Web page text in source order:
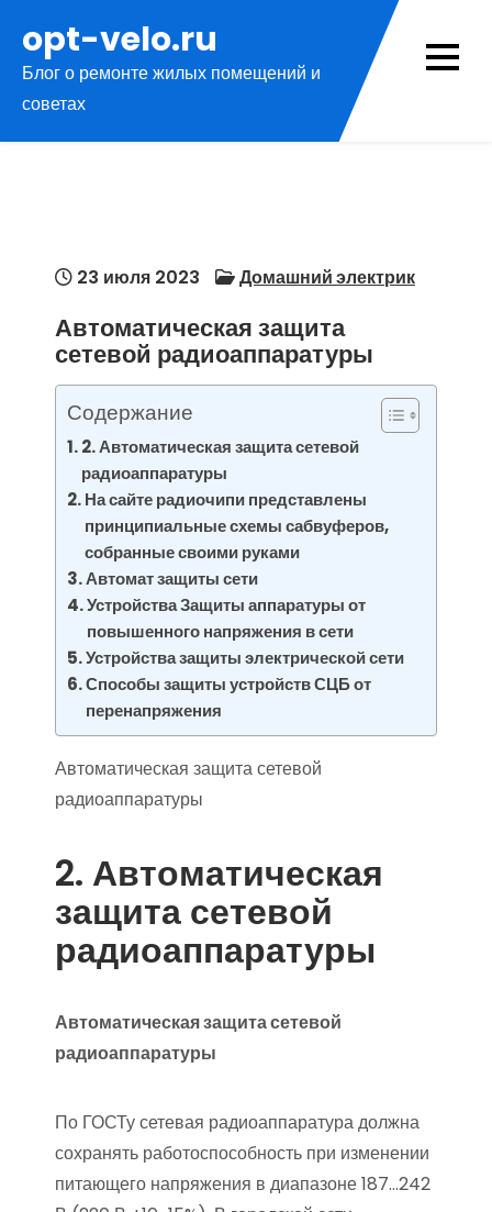
содержимому
opt-velo.ru
Блог о ремонте жилых помещений и
советах
23 июля 2023 Домашний электрик
Автоматическая защита
сетевой радиоаппаратуры
Содержание
2. Автоматическая защита сетевой
радиоаппаратуры
На сайте радиочипи представлены
принципиальные схемы сабвуферов,
собранные своими руками
Автомат защиты сети
Устройства Защиты аппаратуры от
повышенного напряжения в сети
Устройства защиты электрической сети
Способы защиты устройств СЦБ от
перенапряжения
Автоматическая защита сетевой
радиоаппаратуры
2. Автоматическая
защита сетевой
радиоаппаратуры
Автоматическая защита сетевой
радиоаппаратуры
По ГОСТу сетевая радиоаппаратура должна
сохранять работоспособность при изменении
питающего напряжения в диапазоне 187…242